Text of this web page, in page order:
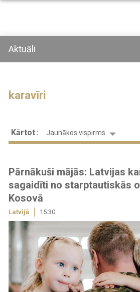
Pārlekt
saturu
Aktuāli
karavīri
Kārtot Jaunākos vispirms
Pārnākuši mājās: Latvijas
sagaidīti no starptautiskās
Kosovā
Latvijā 15:30